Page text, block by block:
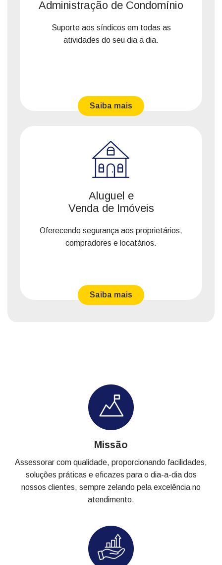
Administração de Condomínio
Suporte aos síndicos em todas as
atividades do seu dia a dia.
Saiba mais
Aluguel e
Venda de Imóveis
Oferecendo segurança aos proprietários,
compradores e locatários.
Saiba mais
Missão
Assessorar com qualidade, proporcionando facilidades,
soluções práticas e eficazes para o dia-a-dia dos
nossos clientes, sempre zelando pela excelência no
atendimento.